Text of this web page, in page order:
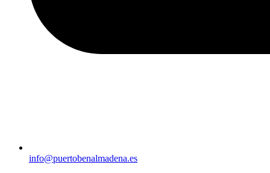
info@puertobenalmadena.es